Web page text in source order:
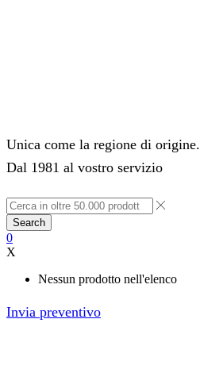
Unica come la regione di origine.
Dal 1981 al vostro servizio
Search
0
X
Nessun prodotto nell'elenco
Invia preventivo